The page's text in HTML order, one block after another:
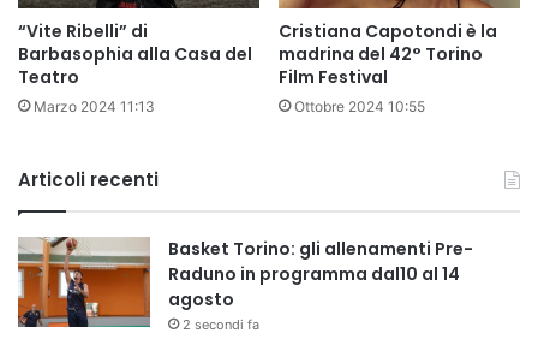
“Vite Ribelli” di
Barbasophia alla Casa del
Teatro
Marzo 2024 11:13
Cristiana Capotondi è la
madrina del 42° Torino
Film Festival
Ottobre 2024 10:55
Articoli recenti
Basket Torino: gli allenamenti Pre-
Raduno in programma dal10 al 14
agosto
2 secondi fa